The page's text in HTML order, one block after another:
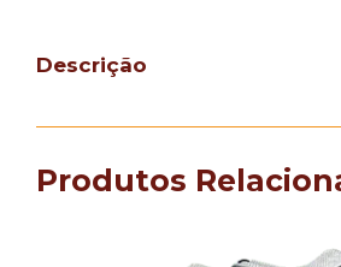
Descrição
Produtos